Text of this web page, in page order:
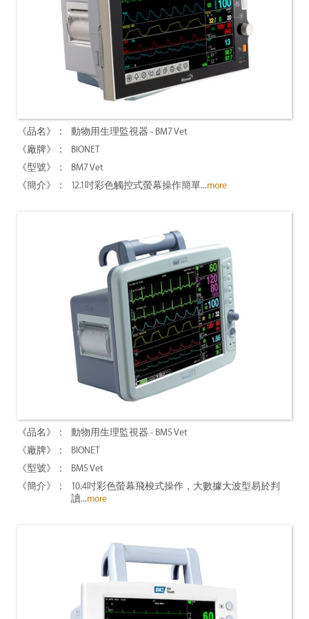
動物用生理監視器 - BM7 Vet
BIONET
BM7 Vet
12.1吋彩色觸控式螢幕操作簡單...more
動物用生理監視器 - BM5 Vet
BIONET
BM5 Vet
10.4吋彩色螢幕飛梭式操作，大數據大波型易於判
讀...more